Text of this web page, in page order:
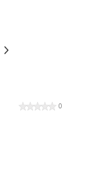
0